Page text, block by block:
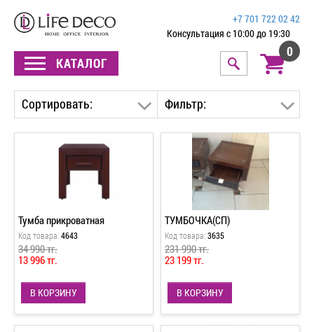
КАТАЛОГ
+7 701 722 02 42
Консультация с 10:00 до 19:30
0
Сортировать: Фильтр:
Тумба прикроватная
Код товара:4643
34 990 тг.
13 996 тг.
В КОРЗИНУ
ТУМБОЧКА(СП)
Код товара:3635
231 990 тг.
23 199 тг.
В КОРЗИНУ